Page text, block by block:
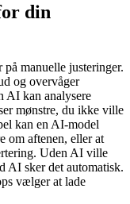
din
manuelle justeringer.
og overvåger
AI kan analysere
mønstre, du ikke ville
kan en AI-model
om aftenen, eller at
Uden AI ville
AI sker det automatisk.
vælger at lade